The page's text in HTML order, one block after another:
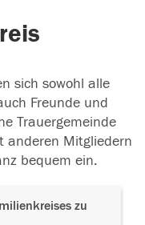
sich sowohl alle
Freunde und
Trauergemeinde
anderen Mitgliedern
bequem ein.
zu